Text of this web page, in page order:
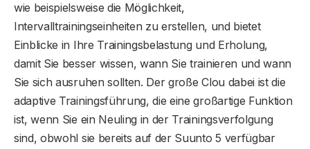
wie beispielsweise die Möglichkeit,
Intervalltrainingseinheiten zu erstellen, und bietet
Einblicke in Ihre Trainingsbelastung und Erholung,
damit Sie besser wissen, wann Sie trainieren und wann
Sie sich ausruhen sollten. Der große Clou dabei ist die
adaptive Trainingsführung, die eine großartige Funktion
ist, wenn Sie ein Neuling in der Trainingsverfolgung
sind, obwohl sie bereits auf der Suunto 5 verfügbar